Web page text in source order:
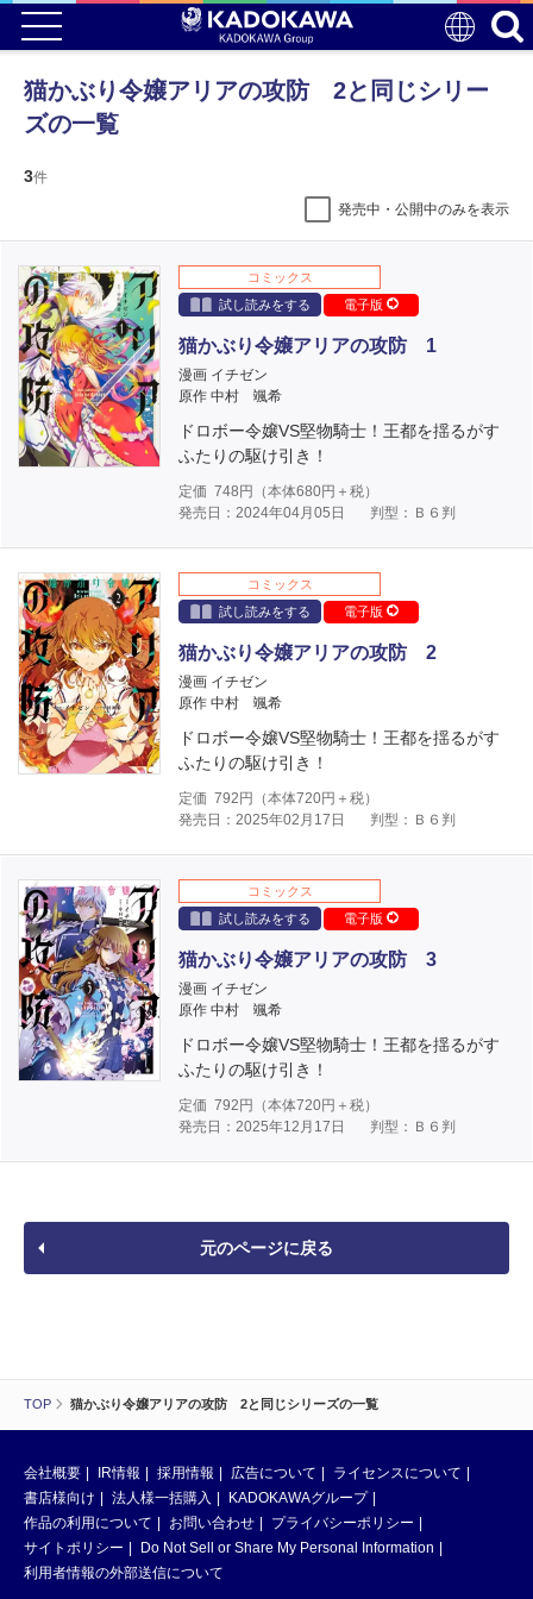
TOP 猫かぶり令嬢アリアの攻防 2と同じシリーズの一覧
猫かぶり令嬢アリアの攻防 2と同じシリー
ズの一覧
3件
発売中・公開中のみを表示
コミックス
試し読みをする
電子版
猫かぶり令嬢アリアの攻防 1
漫画 イチゼン
原作 中村 颯希
ドロボー令嬢VS堅物騎士！王都を揺るがす
ふたりの駆け引き！
定価 748 円（本体680円＋税）
発売日：2024年04月05日
判型：Ｂ６判
コミックス
試し読みをする
電子版
猫かぶり令嬢アリアの攻防 2
漫画 イチゼン
原作 中村 颯希
ドロボー令嬢VS堅物騎士！王都を揺るがす
ふたりの駆け引き！
定価 792 円（本体720円＋税）
発売日：2025年02月17日
判型：Ｂ６判
コミックス
試し読みをする
電子版
猫かぶり令嬢アリアの攻防 3
漫画 イチゼン
原作 中村 颯希
ドロボー令嬢VS堅物騎士！王都を揺るがす
ふたりの駆け引き！
定価 792 円（本体720円＋税）
発売日：2025年12月17日
判型：Ｂ６判
元のページに戻る
会社概要 IR情報 採用情報 広告について
ライセンスについて
書店様向け
法人様一括購入
KADOKAWAグループ
作品の利用について
お問い合わせ
プライバシーポリシー
サイトポリシー
Do Not Sell or Share My Personal Information
利用者情報の外部送信について